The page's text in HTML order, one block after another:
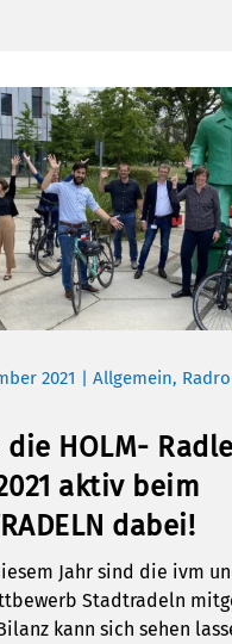
2021 | Allgemein,
HOLM-
aktiv beim
dabei!
Jahr sind die ivm
Stadtradeln
kann sich sehen